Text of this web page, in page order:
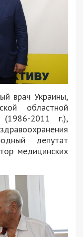
врач Украины,
областной
2011 г.),
депутат
медицинских